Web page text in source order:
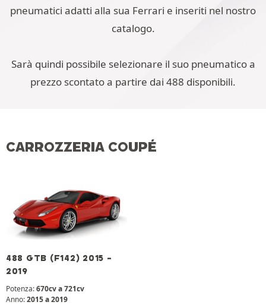
pneumatici adatti alla sua Ferrari e inseriti nel nostro
catalogo.
Sarà quindi possibile selezionare il suo pneumatico a
prezzo scontato a partire dai 488 disponibili.
CARROZZERIA COUPÉ
488 GTB (F142) 2015 -
2019
Potenza:670cv a 721cv
Anno:2015 a 2019